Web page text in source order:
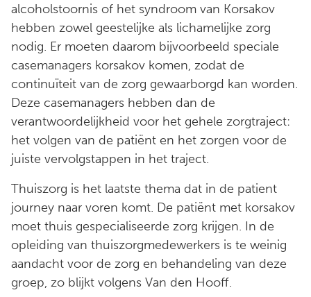
alcoholstoornis of het syndroom van Korsakov
hebben zowel geestelijke als lichamelijke zorg
nodig. Er moeten daarom bijvoorbeeld speciale
casemanagers korsakov komen, zodat de
continuïteit van de zorg gewaarborgd kan worden.
Deze casemanagers hebben dan de
verantwoordelijkheid voor het gehele zorgtraject:
het volgen van de patiënt en het zorgen voor de
juiste vervolgstappen in het traject.
Thuiszorg is het laatste thema dat in de patient
journey naar voren komt. De patiënt met korsakov
moet thuis gespecialiseerde zorg krijgen. In de
opleiding van thuiszorgmedewerkers is te weinig
aandacht voor de zorg en behandeling van deze
groep, zo blijkt volgens Van den Hooff.